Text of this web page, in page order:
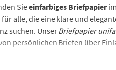
Sieeinfarbiges Briefpapierim
für alle, die eine klare und
suchen. Unser Briefpapier
persönlichen Briefen über